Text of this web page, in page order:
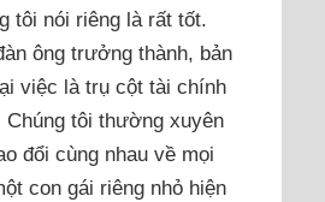
tôi nói riêng là rất tốt.
ông trưởng thành, bản
việc là trụ cột tài chính
Chúng tôi thường xuyên
đổi cùng nhau về mọi
con gái riêng nhỏ hiện